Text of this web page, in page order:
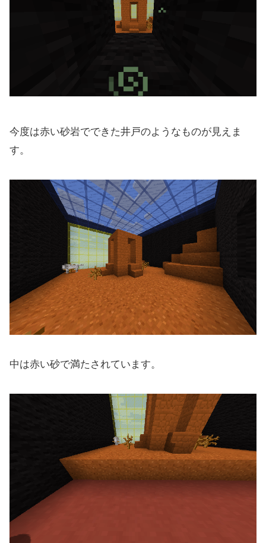
今度は赤い砂岩でできた井戸のようなものが見えま
す。
中は赤い砂で満たされています。